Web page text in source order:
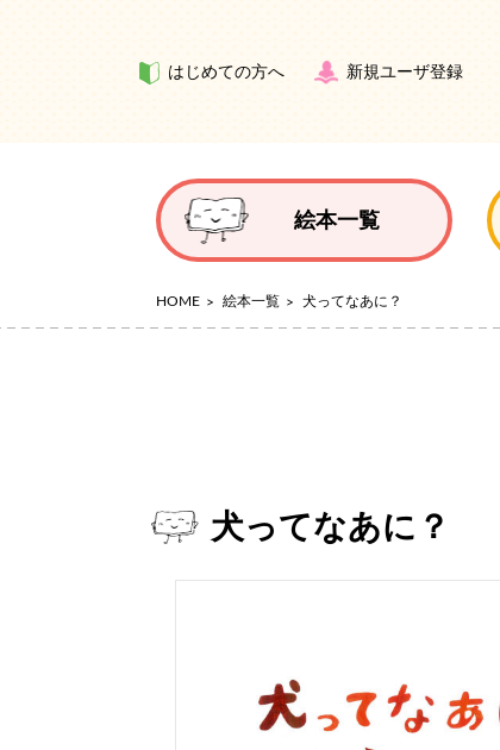
はじめての方へ 新規ユーザ登録
絵本一覧
HOME 絵本一覧 犬ってなあに？
犬ってなあに？